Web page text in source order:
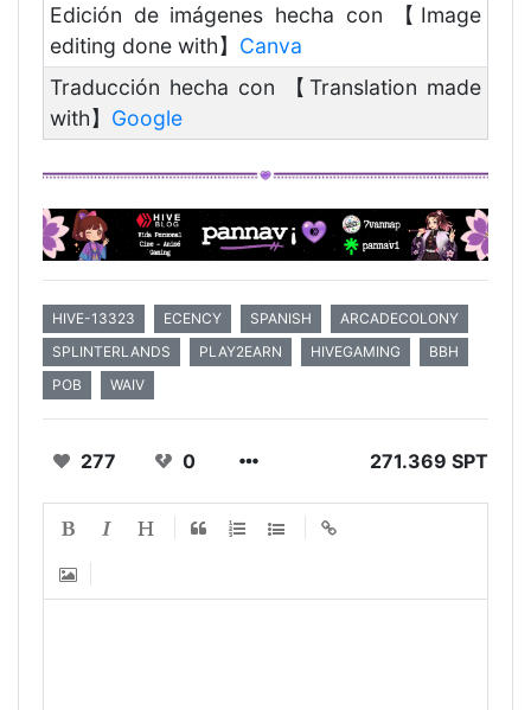
Edición de imágenes hecha con 【Image
editing done with】 Canva
Traducción hecha con 【Translation made
with】 Google
HIVE-13323 ECENCY SPANISH
ARCADECOLONY
SPLINTERLANDS
PLAY2EARN HIVEGAMING
BBH
POB
WAIV
277 0 271.369 SPT